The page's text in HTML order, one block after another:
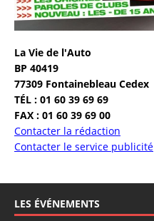
La Vie de l'Auto
BP 40419
77309 Fontainebleau Cedex
TÉL : 01 60 39 69 69
FAX : 01 60 39 69 00
Contacter la rédaction
Contacter le service publicité
LES ÉVÉNEMENTS